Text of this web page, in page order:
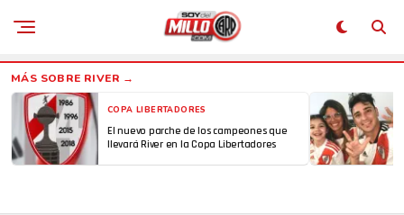
COPA LIBERTADORES
El nuevo parche de los campeones que
llevará River en la Copa Libertadores